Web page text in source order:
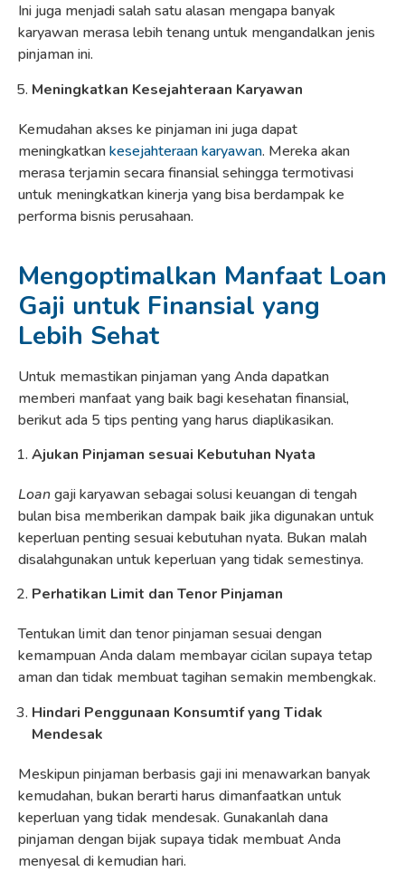
Ini juga menjadi salah satu alasan mengapa banyak
karyawan merasa lebih tenang untuk mengandalkan jenis
pinjaman ini.
Meningkatkan Kesejahteraan Karyawan
Kemudahan akses ke pinjaman ini juga dapat
meningkatkankesejahteraan karyawan. Mereka akan
merasa terjamin secara finansial sehingga termotivasi
untuk meningkatkan kinerja yang bisa berdampak ke
performa bisnis perusahaan.
Mengoptimalkan Manfaat Loan
Gaji untuk Finansial yang
Lebih Sehat
Untuk memastikan pinjaman yang Anda dapatkan
memberi manfaat yang baik bagi kesehatan finansial,
berikut ada 5 tips penting yang harus diaplikasikan.
Ajukan Pinjaman sesuai Kebutuhan Nyata
Loangaji karyawan sebagai solusi keuangan di tengah
bulan bisa memberikan dampak baik jika digunakan untuk
keperluan penting sesuai kebutuhan nyata. Bukan malah
disalahgunakan untuk keperluan yang tidak semestinya.
Perhatikan Limit dan Tenor Pinjaman
Tentukan limit dan tenor pinjaman sesuai dengan
kemampuan Anda dalam membayar cicilan supaya tetap
aman dan tidak membuat tagihan semakin membengkak.
Hindari Penggunaan Konsumtif yang Tidak
Mendesak
Meskipun pinjaman berbasis gaji ini menawarkan banyak
kemudahan, bukan berarti harus dimanfaatkan untuk
keperluan yang tidak mendesak. Gunakanlah dana
pinjaman dengan bijak supaya tidak membuat Anda
menyesal di kemudian hari.